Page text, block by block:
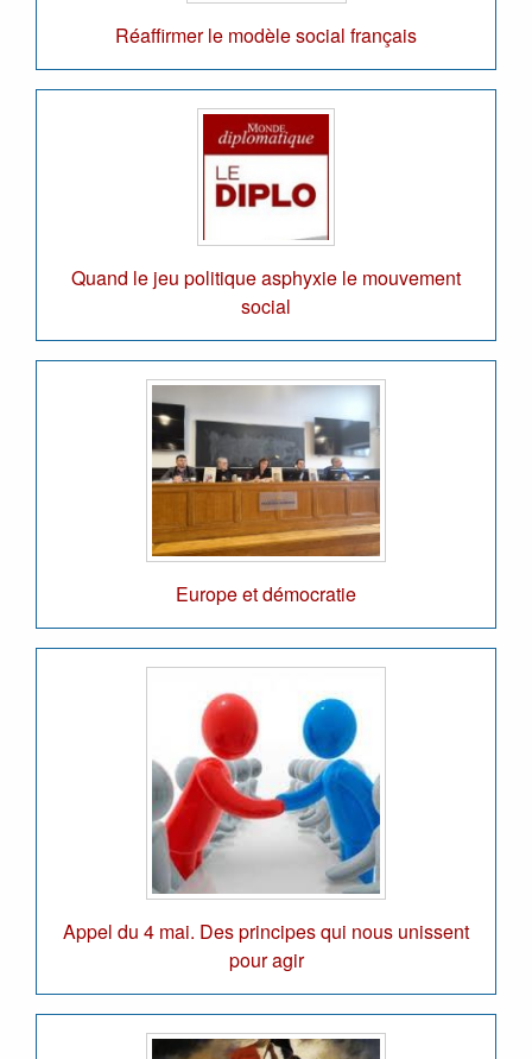
Réaffirmer le modèle social français
Quand le jeu politique asphyxie le mouvement
social
Europe et démocratie
Appel du 4 mai. Des principes qui nous unissent
pour agir